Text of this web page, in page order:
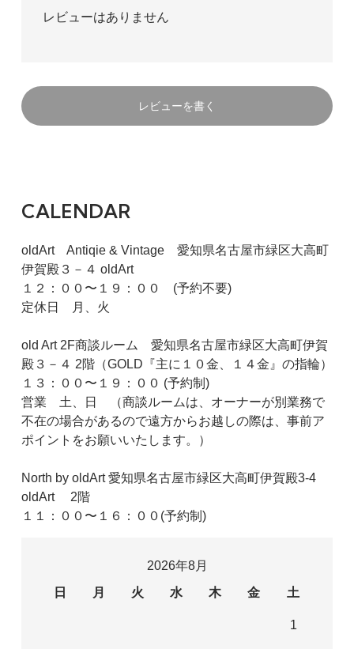
レビューはありません
レビューを書く
CALENDAR
oldArt Antiqie & Vintage 愛知県名古屋市緑区大高町
伊賀殿３－４ oldArt
１２：００〜１９：００ (予約不要)
定休日 月、火
old Art 2F商談ルーム 愛知県名古屋市緑区大高町伊賀
殿３－４ 2階（GOLD『主に１０金、１４金』の指輪）
１３：００〜１９：００ (予約制)
営業 土、日 （商談ルームは、オーナーが別業務で
不在の場合があるので遠方からお越しの際は、事前ア
ポイントをお願いいたします。）
North by oldArt 愛知県名古屋市緑区大高町伊賀殿3-4
oldArt 2階
１１：００〜１６：００(予約制)
2026年8月
日
月 火 水 木 金 土
1